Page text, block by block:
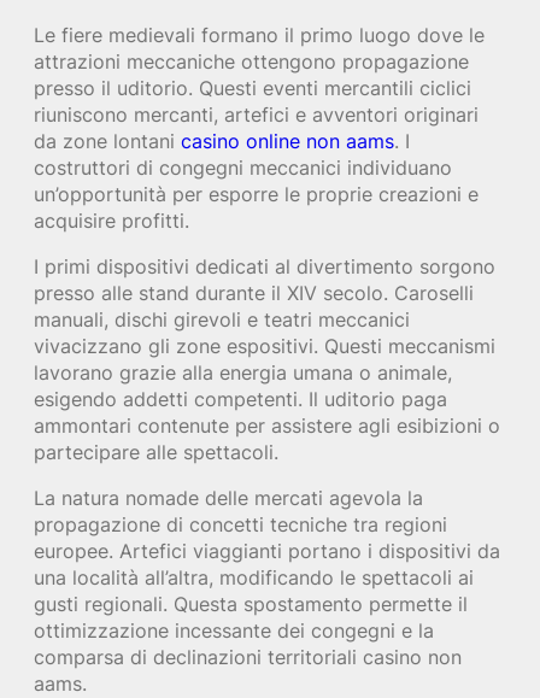
Le fiere medievali formano il primo luogo dove le
attrazioni meccaniche ottengono propagazione
presso il uditorio. Questi eventi mercantili ciclici
riuniscono mercanti, artefici e avventori originari
da zone lontani casino online non aams. I
costruttori di congegni meccanici individuano
un’opportunità per esporre le proprie creazioni e
acquisire profitti.
I primi dispositivi dedicati al divertimento sorgono
presso alle stand durante il XIV secolo. Caroselli
manuali, dischi girevoli e teatri meccanici
vivacizzano gli zone espositivi. Questi meccanismi
lavorano grazie alla energia umana o animale,
esigendo addetti competenti. Il uditorio paga
ammontari contenute per assistere agli esibizioni o
partecipare alle spettacoli.
La natura nomade delle mercati agevola la
propagazione di concetti tecniche tra regioni
europee. Artefici viaggianti portano i dispositivi da
una località all’altra, modificando le spettacoli ai
gusti regionali. Questa spostamento permette il
ottimizzazione incessante dei congegni e la
comparsa di declinazioni territoriali casino non
aams.